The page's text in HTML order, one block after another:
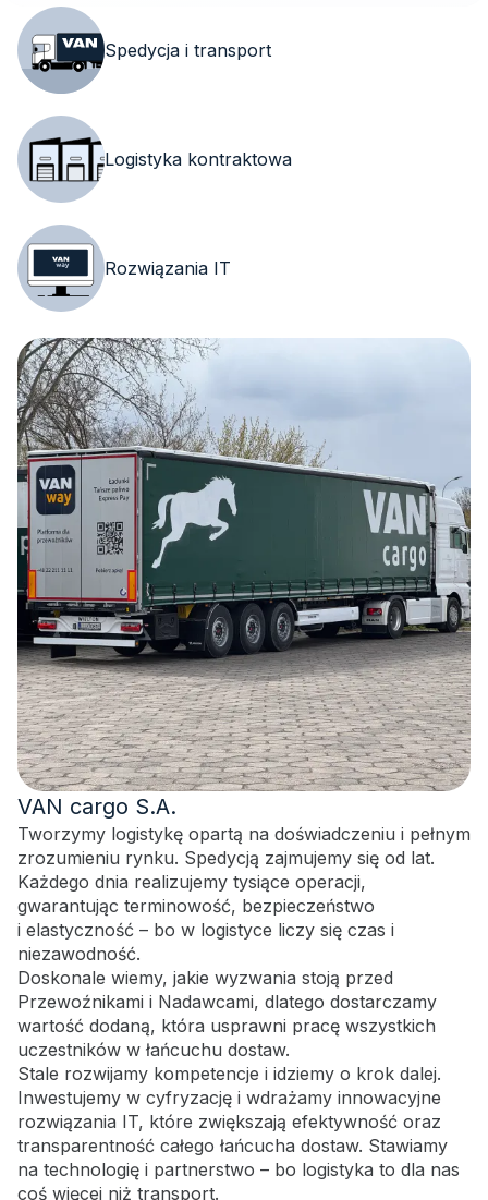
Spedycja i transport
Logistyka kontraktowa
Rozwiązania IT
VAN cargo S.A.
Tworzymy logistykę opartą na doświadczeniu i pełnym
zrozumieniu rynku. Spedycją zajmujemy się od lat.
Każdego dnia realizujemy tysiące operacji,
gwarantując terminowość, bezpieczeństwo
i elastyczność – bo w logistyce liczy się czas i
niezawodność.
Doskonale wiemy, jakie wyzwania stoją przed
Przewoźnikami i Nadawcami, dlatego dostarczamy
wartość dodaną, która usprawni pracę wszystkich
uczestników w łańcuchu dostaw.
Stale rozwijamy kompetencje i idziemy o krok dalej.
Inwestujemy w cyfryzację i wdrażamy innowacyjne
rozwiązania IT, które zwiększają efektywność oraz
transparentność całego łańcucha dostaw. Stawiamy
na technologię i partnerstwo – bo logistyka to dla nas
coś więcej niż transport.